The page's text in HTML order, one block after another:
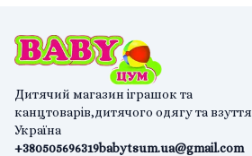
Дитячий магазин іграшок та
канцтоварів,дитячого одягу та взуття
Україна
+380505696319babytsum.ua@gmail.com